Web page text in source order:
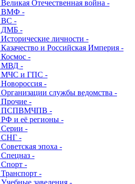
Отечественная война -
ВМФ -
ВС -
ДМБ -
личности -
и Российская Империя -
-
МВД -
МЧС и ГПС -
-
службы ведомства -
Прочие -
ПСПВМЧПВ -
РФ и её регионы -
Серии -
СНГ -
эпоха -
-
-
-
заведения -